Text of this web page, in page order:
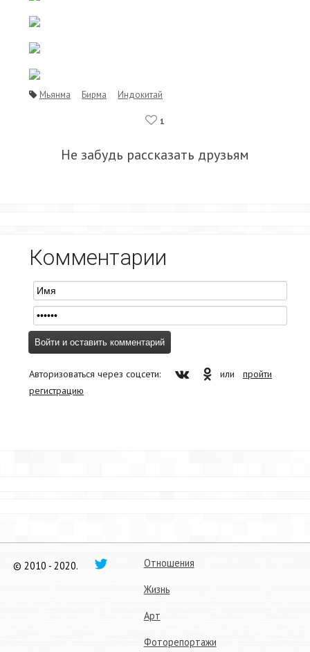
Мьянма Бирма Индокитай
1
Не забудь рассказать друзьям
Комментарии
Авторизоваться через соцсети: или пройти
регистрацию
© 2010 - 2020.
Отношения
Жизнь
Арт
Фоторепортажи